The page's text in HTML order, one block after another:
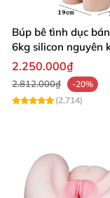
Búp bê tình dục
6kg silicon nguyên
cấp giá rẻ
2.250.000₫
2.812.000₫
-20%
(2,714)